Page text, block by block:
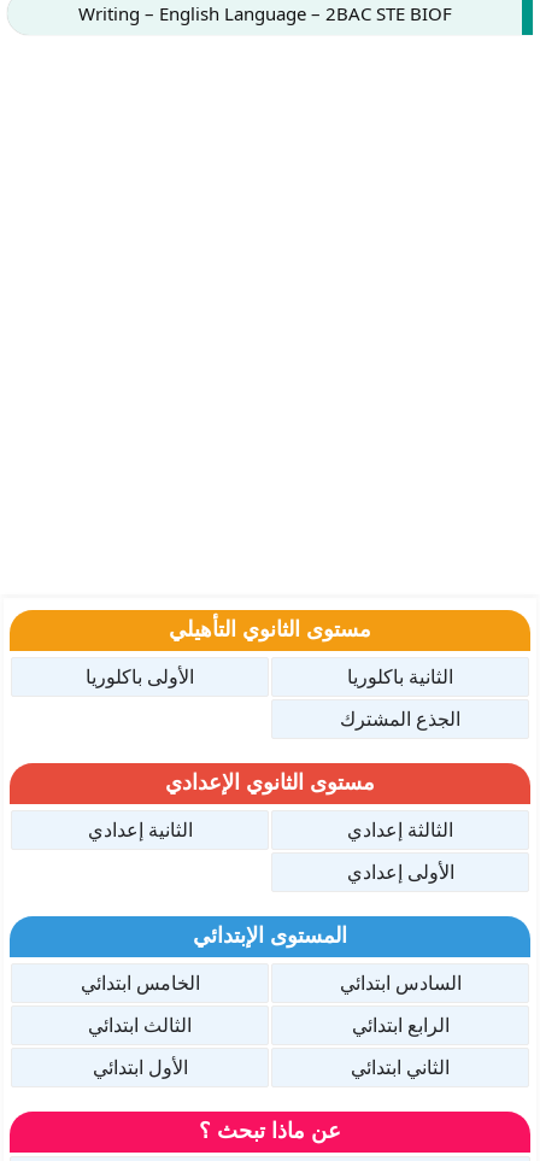
Writing – English Language – 2BAC STE BIOF
مستوى الثانوي التأهيلي
الثانية باكلوريا
الأولى باكلوريا
الجذع المشترك
مستوى الثانوي الإعدادي
الثالثة إعدادي
الثانية إعدادي
الأولى إعدادي
المستوى الإبتدائي
السادس ابتدائي
الخامس ابتدائي
الرابع ابتدائي
الثالث ابتدائي
الثاني ابتدائي
الأول ابتدائي
عن ماذا تبحث ؟